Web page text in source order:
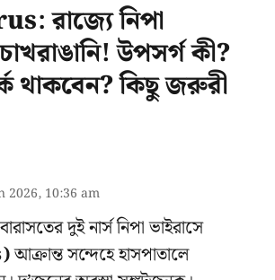
রাজ্যে নিপা
উপসর্গ কী?
থাকবেন? কিছু জরুরী
2026, 10:36 am
দুই নার্স নিপা ভাইরাসে
আক্রান্ত সন্দেহে হাসপাতালে